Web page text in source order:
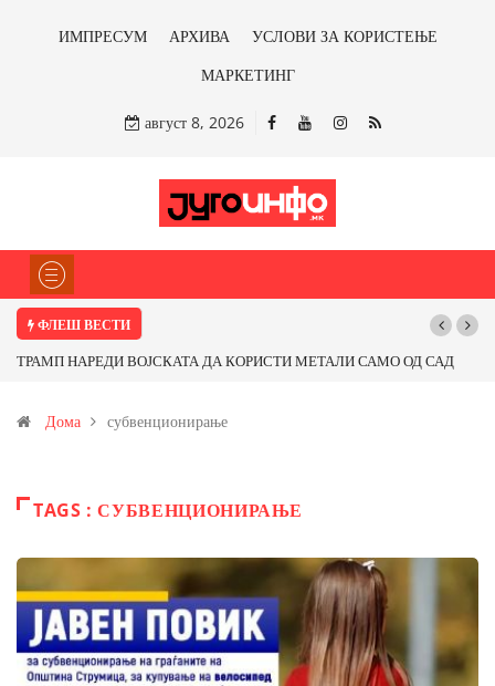
ИМПРЕСУМ АРХИВА
УСЛОВИ ЗА КОРИСТЕЊЕ
МАРКЕТИНГ
август 8, 2026
ФЛЕШ ВЕСТИ
Почнува реконструкцијата на улицата „5-ти Ноември“ во Струмица
Дома субвенционирање
TAGS : СУБВЕНЦИОНИРАЊЕ